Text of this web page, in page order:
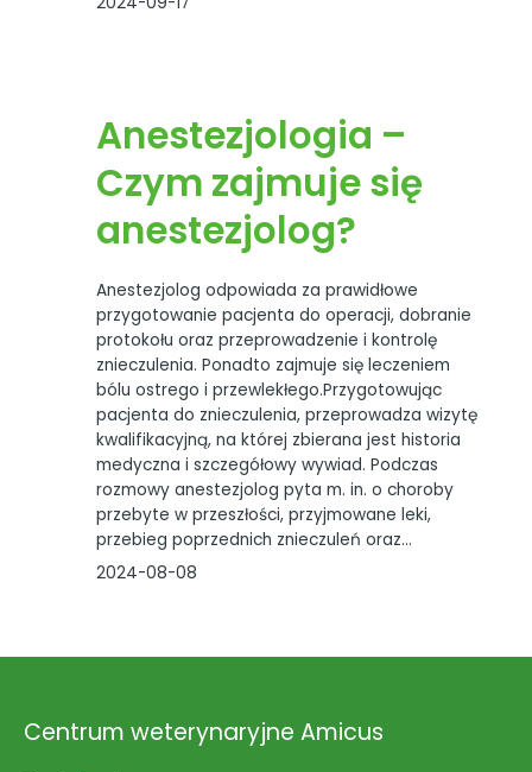
Anestezjologia –
Czym zajmuje się
anestezjolog?
Anestezjolog odpowiada za prawidłowe
przygotowanie pacjenta do operacji, dobranie
protokołu oraz przeprowadzenie i kontrolę
znieczulenia. Ponadto zajmuje się leczeniem
bólu ostrego i przewlekłego.Przygotowując
pacjenta do znieczulenia, przeprowadza wizytę
kwalifikacyjną, na której zbierana jest historia
medyczna i szczegółowy wywiad. Podczas
rozmowy anestezjolog pyta m. in. o choroby
przebyte w przeszłości, przyjmowane leki,
przebieg poprzednich znieczuleń oraz…
2024-08-08
Centrum weterynaryjne Amicus